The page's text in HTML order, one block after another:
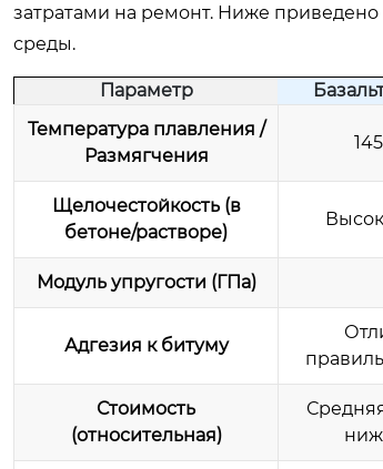
затратами на ремонт. Ниже
среды.
Параметр
Температура плавления /
Размягчения
Щелочестойкость (в
бетоне/растворе)
Модуль упругости (ГПа)
Адгезия к битуму
Стоимость
(относительная)